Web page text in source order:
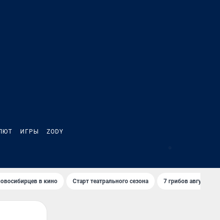
ИГРЫ ZODY
в кино Старт театрального сезона 7 грибов августа